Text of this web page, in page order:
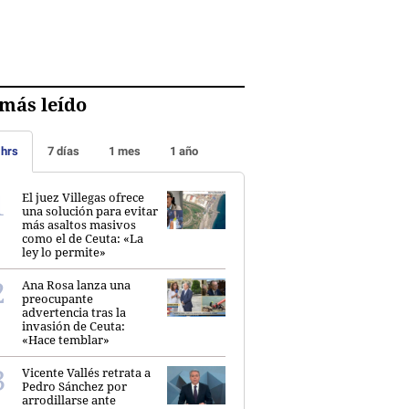
leído
7 días 1 mes 1 año
El juez Villegas ofrece
una solución para evitar
más asaltos masivos
como el de Ceuta: «La
ley lo permite»
Ana Rosa lanza una
preocupante
advertencia tras la
invasión de Ceuta:
«Hace temblar»
Vicente Vallés retrata a
Pedro Sánchez por
arrodillarse ante